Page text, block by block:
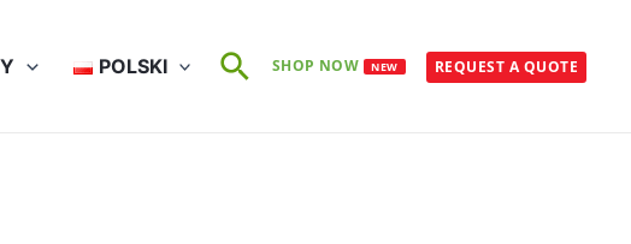
POLSKI SzukajSHOP NOW NEW REQUEST A QUOTE